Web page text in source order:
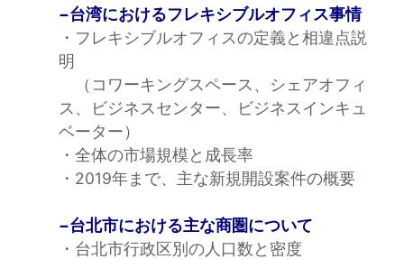
−台湾におけるフレキシブルオフィス事情
・フレキシブルオフィスの定義と相違点説
明
（コワーキングスペース、シェアオフィ
ス、ビジネスセンター、ビジネスインキュ
ベーター）
・全体の市場規模と成長率
・2019年まで、主な新規開設案件の概要
−台北市における主な商圏について
・台北市行政区別の人口数と密度